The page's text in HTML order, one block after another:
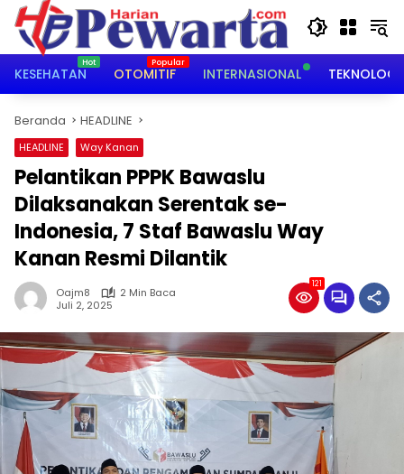
Langsung
konten
KESEHATAN
OTOMITIF INTERNASIONAL TEKNOLOGI
Beranda HEADLINE
HEADLINE Way Kanan
Pelantikan PPPK Bawaslu
Dilaksanakan Serentak se-
Indonesia, 7 Staf Bawaslu Way
Kanan Resmi Dilantik
Oajm8
2 Min Baca
Juli 2, 2025
121